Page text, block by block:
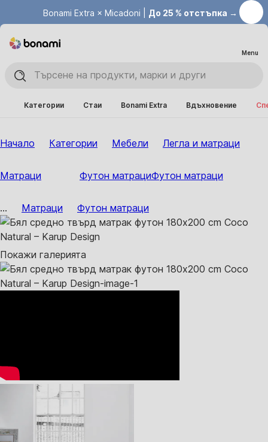
Bonami Extra × Micadoni | До 25 % отстъпка →
Menu
Категории Стаи Bonami Extra Вдъхновение
Начало Категории Мебели Легла и матраци
Матраци Футон матрациФутон матраци
... Матраци Футон матраци
Покажи галерията